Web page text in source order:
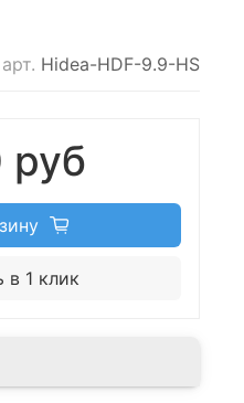
арт. Hidea-HDF-9.9-HS
руб
в 1 клик